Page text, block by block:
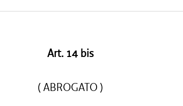
Art. 14 bis
( ABROGATO )